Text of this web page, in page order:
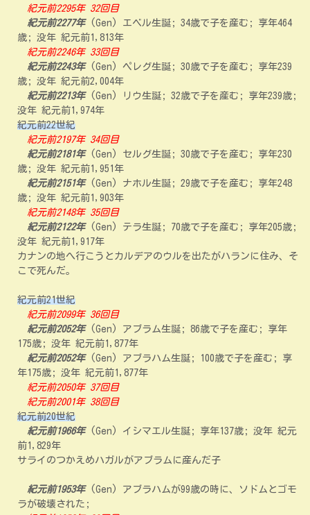
紀元前2295年 32回目
紀元前2277年 (Gen) エベル生誕; 34歳で子を産む; 享年464
歳; 没年 紀元前1,813年
紀元前2246年 33回目
紀元前2243年 (Gen) ペレグ生誕; 30歳で子を産む; 享年239
歳; 没年 紀元前2,004年
紀元前2213年 (Gen) リウ生誕; 32歳で子を産む; 享年239歳;
没年 紀元前1,974年
紀元前22世紀
紀元前2197年 34回目
紀元前2181年 (Gen) セルグ生誕; 30歳で子を産む; 享年230
歳; 没年 紀元前1,951年
紀元前2151年 (Gen) ナホル生誕; 29歳で子を産む; 享年248
歳; 没年 紀元前1,903年
紀元前2148年 35回目
紀元前2122年 (Gen) テラ生誕; 70歳で子を産む; 享年205歳;
没年 紀元前1,917年
カナンの地へ行こうとカルデアのウルを出たがハランに住み、そ
こで死んだ。
紀元前21世紀
紀元前2099年 36回目
紀元前2052年 (Gen) アブラム生誕; 86歳で子を産む; 享年
175歳; 没年 紀元前1,877年
紀元前2052年 (Gen) アブラハム生誕; 100歳で子を産む; 享
年175歳; 没年 紀元前1,877年
紀元前2050年 37回目
紀元前2001年 38回目
紀元前20世紀
紀元前1966年 (Gen) イシマエル生誕; 享年137歳; 没年 紀元
前1,829年
サライのつかえめハガルがアブラムに産んだ子
紀元前1953年 (Gen) アブラハムが99歳の時に、ソドムとゴモ
ラが破壊された;